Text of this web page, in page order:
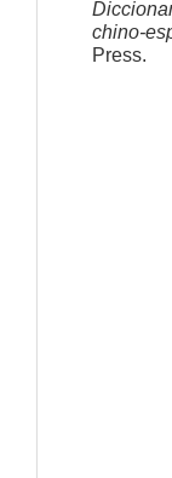
chino-
Press.